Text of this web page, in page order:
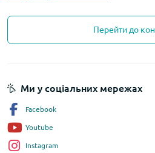
Перейти до
Ми у соціальних мережах
Facebook
Youtube
Instagram